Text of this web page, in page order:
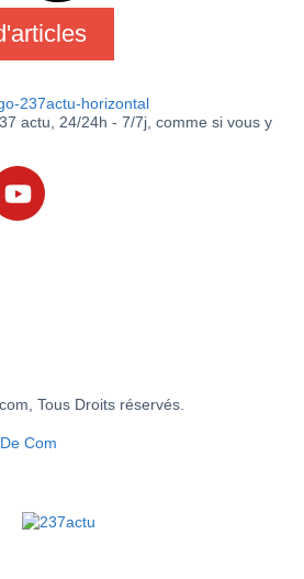
actu, 24/24h - 7/7j, comme si vous y
Tous Droits réservés.
Com